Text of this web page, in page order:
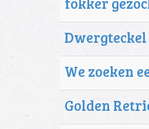
We zoeken
Golden